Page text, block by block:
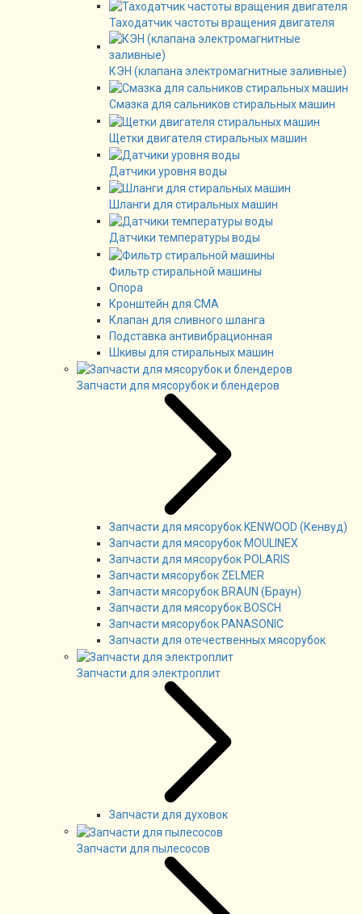
Таходатчик частоты вращения двигателя
КЭН (клапана электромагнитные заливные)
Смазка для сальников стиральных машин
Щетки двигателя стиральных машин
Датчики уровня воды
Шланги для стиральных машин
Датчики температуры воды
Фильтр стиральной машины
Опора
Кронштейн для СМА
Клапан для сливного шланга
Подставка антивибрационная
Шкивы для стиральных машин
Запчасти для мясорубок и блендеров
Запчасти для мясорубок KENWOOD (Кенвуд)
Запчасти для мясорубок MOULINEX
Запчасти для мясорубок POLARIS
Запчасти мясорубок ZELMER
Запчасти мясорубок BRAUN (Браун)
Запчасти для мясорубок BOSCH
Запчасти мясорубок PANASONIC
Запчасти для отечественных мясорубок
Запчасти для электроплит
Запчасти для духовок
Запчасти для пылесосов